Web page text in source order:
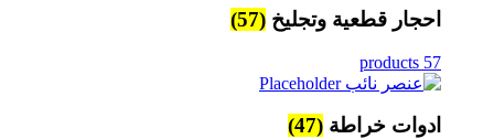
احجار قطعية وتجليخ (57)
57 products
ادوات خراطة (47)